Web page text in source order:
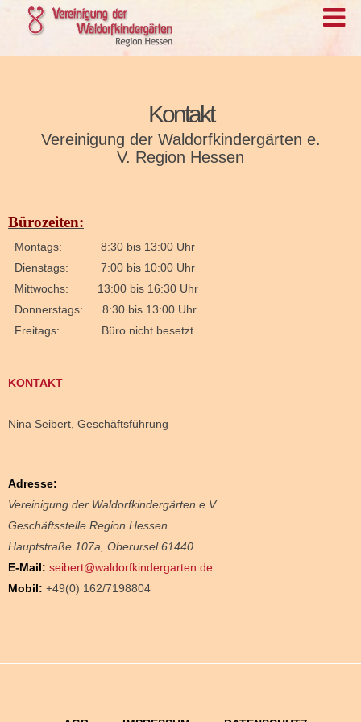
Kontakt
Vereinigung der Waldorfkindergärten e.
V. Region Hessen
Bürozeiten:
Montags: 8:30 bis 13:00 Uhr
Dienstags: 7:00 bis 10:00 Uhr
Mittwochs: 13:00 bis 16:30 Uhr
Donnerstags: 8:30 bis 13:00 Uhr
Freitags: Büro nicht besetzt
KONTAKT
Nina Seibert, Geschäftsführung
Adresse:
Vereinigung der Waldorfkindergärten e.V.
Geschäftsstelle Region Hessen
Hauptstraße 107a, Oberursel61440
E-Mail: seibert@waldorfkindergarten.de
Mobil: +49(0) 162/7198804